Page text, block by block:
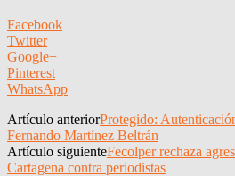
Facebook
Twitter
Google+
Pinterest
WhatsApp
Artículo anteriorProtegido:
Fernando Martínez Beltrán
Artículo siguienteFecolper rechaza
Cartagena contra periodistas